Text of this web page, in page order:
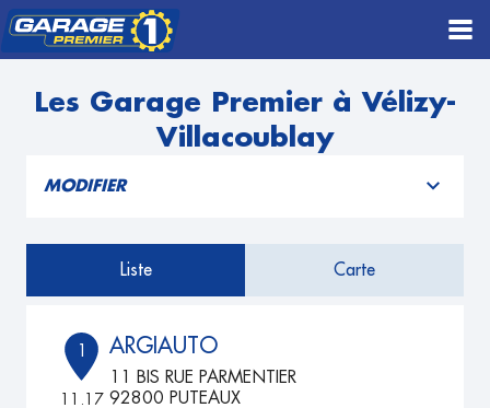
Les Garage Premier à Vélizy-
Villacoublay
MODIFIER
Liste Carte
1
11.17
ARGIAUTO
11 BIS RUE PARMENTIER
92800 PUTEAUX